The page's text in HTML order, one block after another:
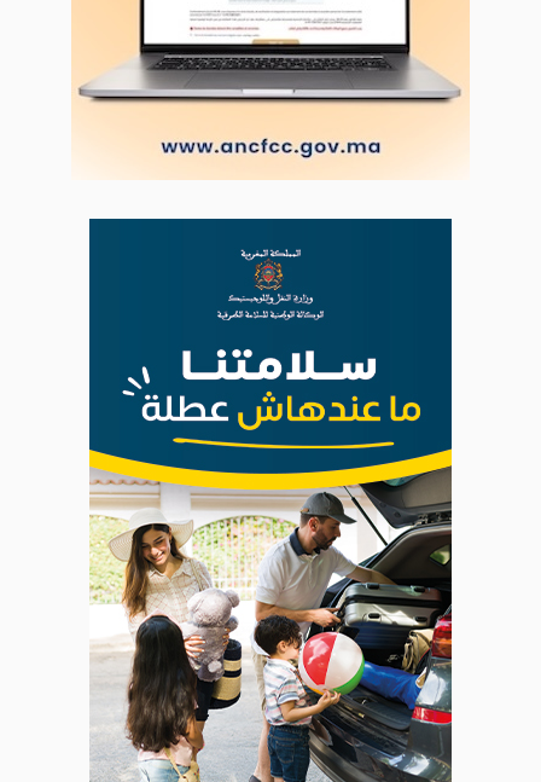
WEB RADIO R212
Copyright © 2022 Groupe de presse Arrissala
Ce site utilise Google Analytics. En continuant à naviguer, vous nous
autorisez à déposer un cookie à des fins de mesure d'audience
Plan du site| Syndication